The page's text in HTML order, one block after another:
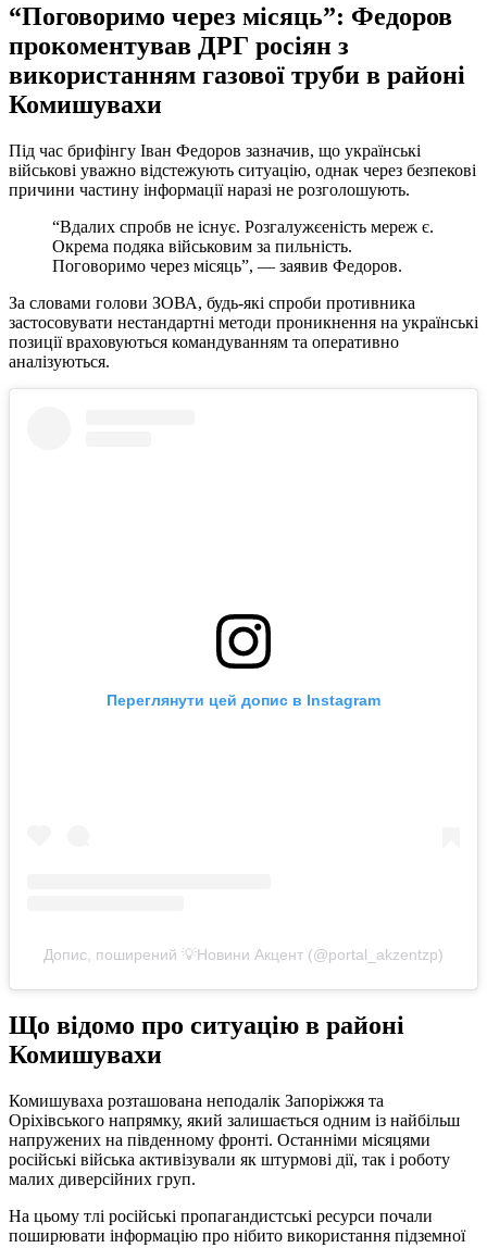
“Поговоримо через місяць”: Федоров
прокоментував ДРГ росіян з
використанням газової труби в районі
Комишувахи
Під час брифінгу Іван Федоров зазначив, що українські
військові уважно відстежують ситуацію, однак через безпекові
причини частину інформації наразі не розголошують.
“Вдалих спробв не існує. Розгалужєеність мереж є.
Окрема подяка військовим за пильність.
Поговоримо через місяць”, — заявив Федоров.
За словами голови ЗОВА, будь-які спроби противника
застосовувати нестандартні методи проникнення на українські
позиції враховуються командуванням та оперативно
аналізуються.
Переглянути цей допис в Instagram
Допис, поширений 💡Новини Акцент (@portal_akzentzp)
Що відомо про ситуацію в районі
Комишувахи
Комишуваха розташована неподалік Запоріжжя та
Оріхівського напрямку, який залишається одним із найбільш
напружених на південному фронті. Останніми місяцями
російські війська активізували як штурмові дії, так і роботу
малих диверсійних груп.
На цьому тлі російські пропагандистські ресурси почали
поширювати інформацію про нібито використання підземної